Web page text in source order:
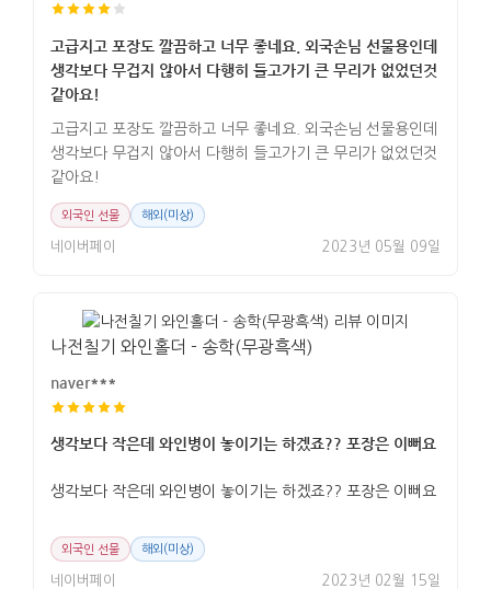
고급지고 포장도 깔끔하고 너무 좋네요. 외국손님 선물용인데
생각보다 무겁지 않아서 다행히 들고가기 큰 무리가 없었던것
같아요!
고급지고 포장도 깔끔하고 너무 좋네요. 외국손님 선물용인데
생각보다 무겁지 않아서 다행히 들고가기 큰 무리가 없었던것
같아요!
외국인 선물 해외(미상)
네이버페이 2023년 05월 09일
나전칠기 와인홀더 - 송학(무광흑색)
naver***
생각보다 작은데 와인병이 놓이기는 하겠죠?? 포장은 이뻐요
생각보다 작은데 와인병이 놓이기는 하겠죠?? 포장은 이뻐요
외국인 선물 해외(미상)
네이버페이 2023년 02월 15일